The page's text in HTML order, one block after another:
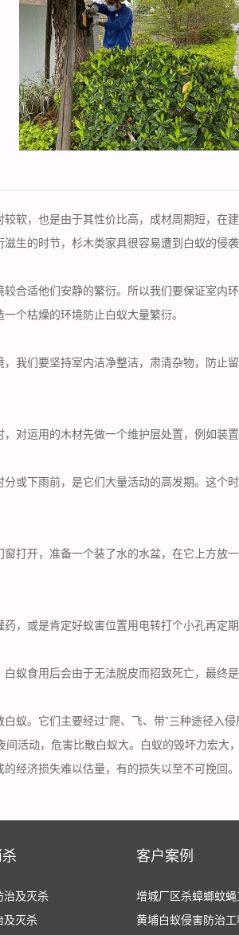
软，也是由于其性价比高，成材周期短，在
生的时节，杉木类家具很容易遭到白蚁的侵
合适他们安静的繁衍。所以我们要保证室内
个枯燥的环境防止白蚁大量繁衍。
我们要坚持室内洁净整洁，肃清杂物，防止
对运用的木材先做一个维护层处置，例如装
或下雨前，是它们大量活动的高发期。这个
打开，准备一个装了水的水盆，在它上方放
，或是肯定好蚁害位置用电转打个小孔再定期
蚁食用后会由于无法脱皮而招致死亡，最终
蚁。它们主要经过“爬、飞、带”三种途径入
活动，危害比散白蚁大。白蚁的毁坏力宏大
经济损失难以估量，有的损失以至不可挽回。
治及灭杀
及灭杀
客户案例
增城厂区杀蟑螂蚊蝇
黄埔白蚁侵害防治工